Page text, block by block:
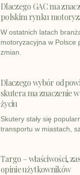
Dlaczego GAC ma
polskim rynku
W ostatnich latach
motoryzacyjna w Polsce
zmian.
Dlaczego wybór
skutera ma znaczenie
życiu
Skutery stały się
transportu w miastach,
Targo – właściwości,
opinie użytkowników